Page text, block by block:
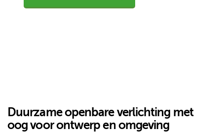
Duurzame openbare verlichting met
oog voor ontwerp en omgeving